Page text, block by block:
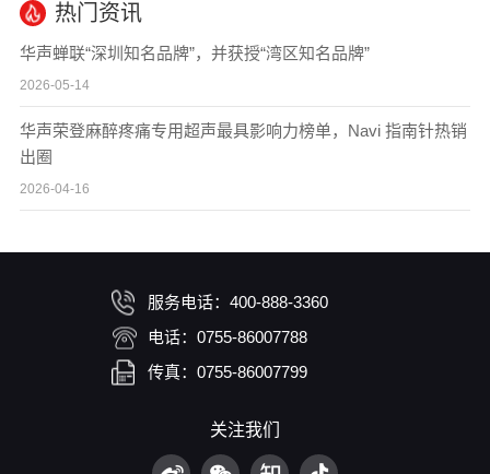
热门资讯
华声蝉联“深圳知名品牌”，并获授“湾区知名品牌”
2026-05-14
华声荣登麻醉疼痛专用超声最具影响力榜单，Navi 指南针热销
出圈
2026-04-16
服务电话：400-888-3360
电话：0755-86007788
传真：0755-86007799
关注我们